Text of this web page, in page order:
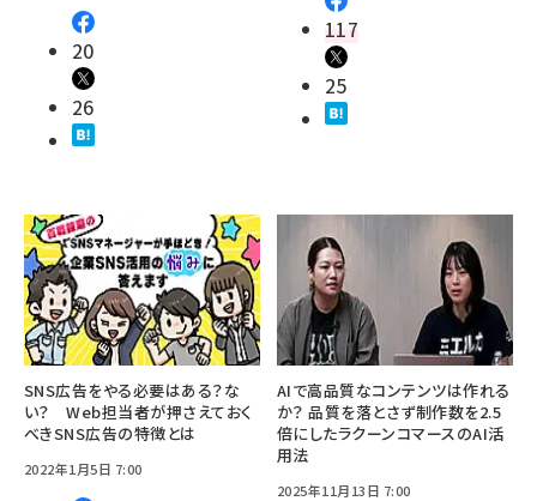
20
26
117
25
SNS広告をやる必要はある？な
い？ Web担当者が押さえておく
べきSNS広告の特徴とは
2022年1月5日 7:00
AIで高品質なコンテンツは作れる
か？ 品質を落とさず制作数を2.5
倍にしたラクーンコマースのAI活
用法
2025年11月13日 7:00